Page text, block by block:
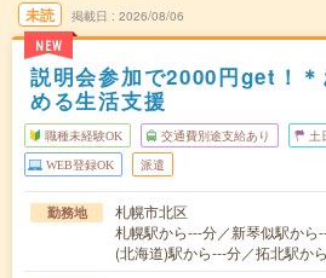
未読
NEW
掲載日 2026/08/06
説明会参加で2000円get！
める生活支援
職種未経験OK 交通費別途支給あり 土
WEB登録OK 派遣
勤務地
札幌市北区
札幌駅から---分／新琴似駅から
(北海道)駅から---分／拓北駅か